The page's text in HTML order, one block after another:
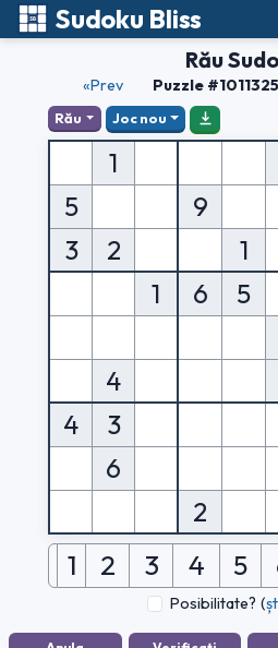
Sudoku Bliss
Rău
«Prev Puzzle #1011325
Rău Joc nou
1
5
9
3
2
1
1
6
5
4
4
3
6
2
1 2 3 4 5
Posibilitate? (